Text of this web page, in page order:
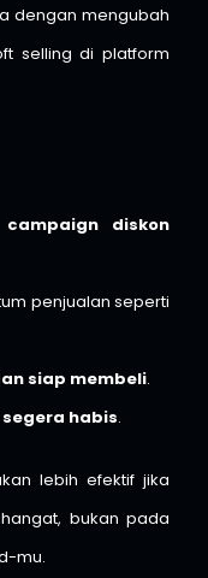
dengan mengubah
selling di platform
campaign diskon
penjualan seperti
siap membeli.
habis.
lebih efektif jika
bukan pada
mu.